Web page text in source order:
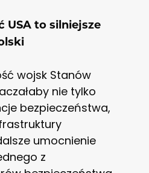
USA to silniejsze
wojsk Stanów
nie tylko
bezpieczeństwa,
umocnienie
z